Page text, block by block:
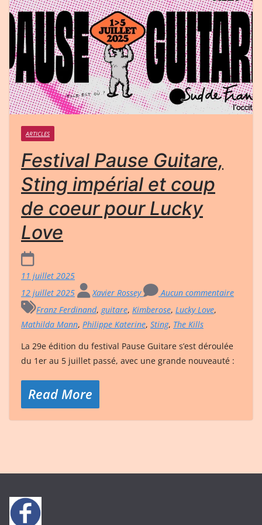
ARTICLES
Festival Pause Guitare,
Sting impérial et coup
de coeur pour Lucky
Love
11 juillet 2025
12 juillet 2025
Xavier Rossey
Aucun commentaire
Franz Ferdinand, guitare, Kimberose, Lucky Love,
Mathilda Mann, Philippe Katerine, Sting, The Kills
La 29e édition du festival Pause Guitare s’est déroulée
du 1er au 5 juillet passé, avec une grande nouveauté :
Read More